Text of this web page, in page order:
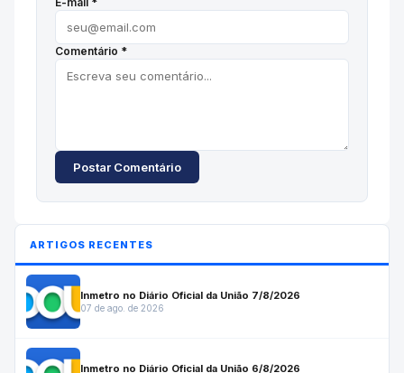
Comentário *
Postar Comentário
ARTIGOS RECENTES
Inmetro no Diário Oficial da União 7/8/2026
07 de ago. de 2026
Inmetro no Diário Oficial da União 6/8/2026